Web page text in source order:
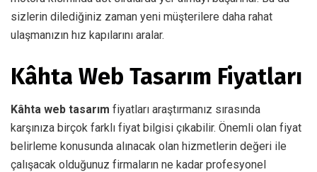
sizlerin dilediğiniz zaman yeni müşterilere daha rahat
ulaşmanızın hız kapılarını aralar.
Kâhta Web Tasarım Fiyatları
Kâhta web tasarım fiyatları araştırmanız sırasında
karşınıza birçok farklı fiyat bilgisi çıkabilir. Önemli olan fiyat
belirleme konusunda alınacak olan hizmetlerin değeri ile
çalışacak olduğunuz firmaların ne kadar profesyonel